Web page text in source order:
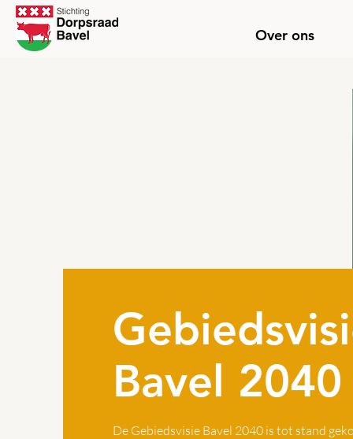
Over ons
Bavel 2040
De Gebiedsvisie Bavel 2040 is tot stand